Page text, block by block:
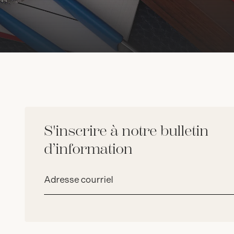
S'inscrire à notre bulletin
d’information
courriel*